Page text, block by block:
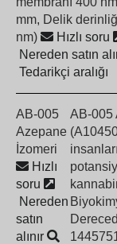
mm, Delik
nm)
Hızlı soru
Nereden satın
Tedarikçi aralığı
AB-005
Azepane
İzomeri
Hızlı
soru
Nereden
satın
alınır
AB-005